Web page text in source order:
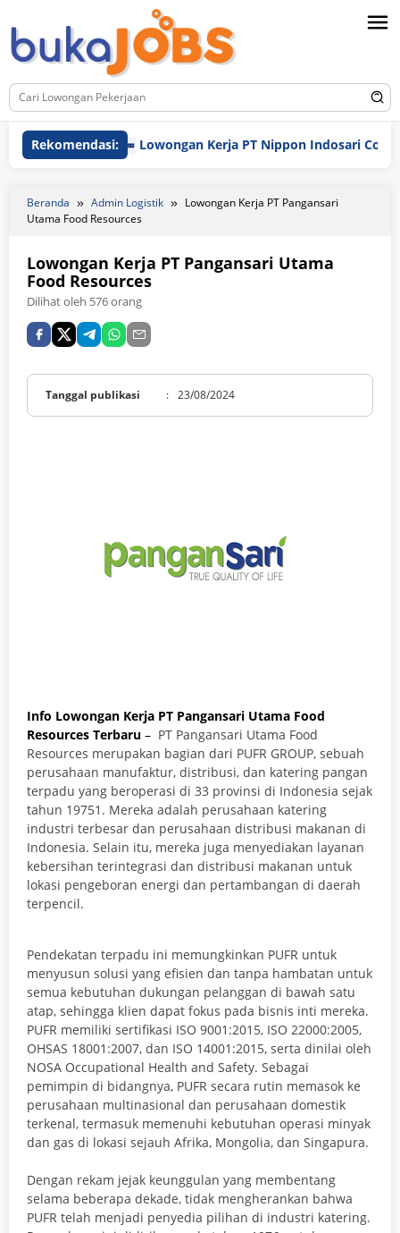
ke
konten
Rekomendasi:Lowongan Kerja PT Nippon Indosari Corpindo
Beranda Admin Logistik
Lowongan Kerja PT Pangansari
Utama Food Resources
Lowongan Kerja PT Pangansari Utama
Food Resources
Dilihat oleh 576 orang
Tanggal publikasi : 23/08/2024
Info Lowongan Kerja PT Pangansari Utama Food
Resources Terbaru – PT Pangansari Utama Food
Resources merupakan bagian dari PUFR GROUP, sebuah
perusahaan manufaktur, distribusi, dan katering pangan
terpadu yang beroperasi di 33 provinsi di Indonesia sejak
tahun 19751. Mereka adalah perusahaan katering
industri terbesar dan perusahaan distribusi makanan di
Indonesia. Selain itu, mereka juga menyediakan layanan
kebersihan terintegrasi dan distribusi makanan untuk
lokasi pengeboran energi dan pertambangan di daerah
terpencil.
Pendekatan terpadu ini memungkinkan PUFR untuk
menyusun solusi yang efisien dan tanpa hambatan untuk
semua kebutuhan dukungan pelanggan di bawah satu
atap, sehingga klien dapat fokus pada bisnis inti mereka.
PUFR memiliki sertifikasi ISO 9001:2015, ISO 22000:2005,
OHSAS 18001:2007, dan ISO 14001:2015, serta dinilai oleh
NOSA Occupational Health and Safety. Sebagai
pemimpin di bidangnya, PUFR secara rutin memasok ke
perusahaan multinasional dan perusahaan domestik
terkenal, termasuk memenuhi kebutuhan operasi minyak
dan gas di lokasi sejauh Afrika, Mongolia, dan Singapura.
Dengan rekam jejak keunggulan yang membentang
selama beberapa dekade, tidak mengherankan bahwa
PUFR telah menjadi penyedia pilihan di industri katering.